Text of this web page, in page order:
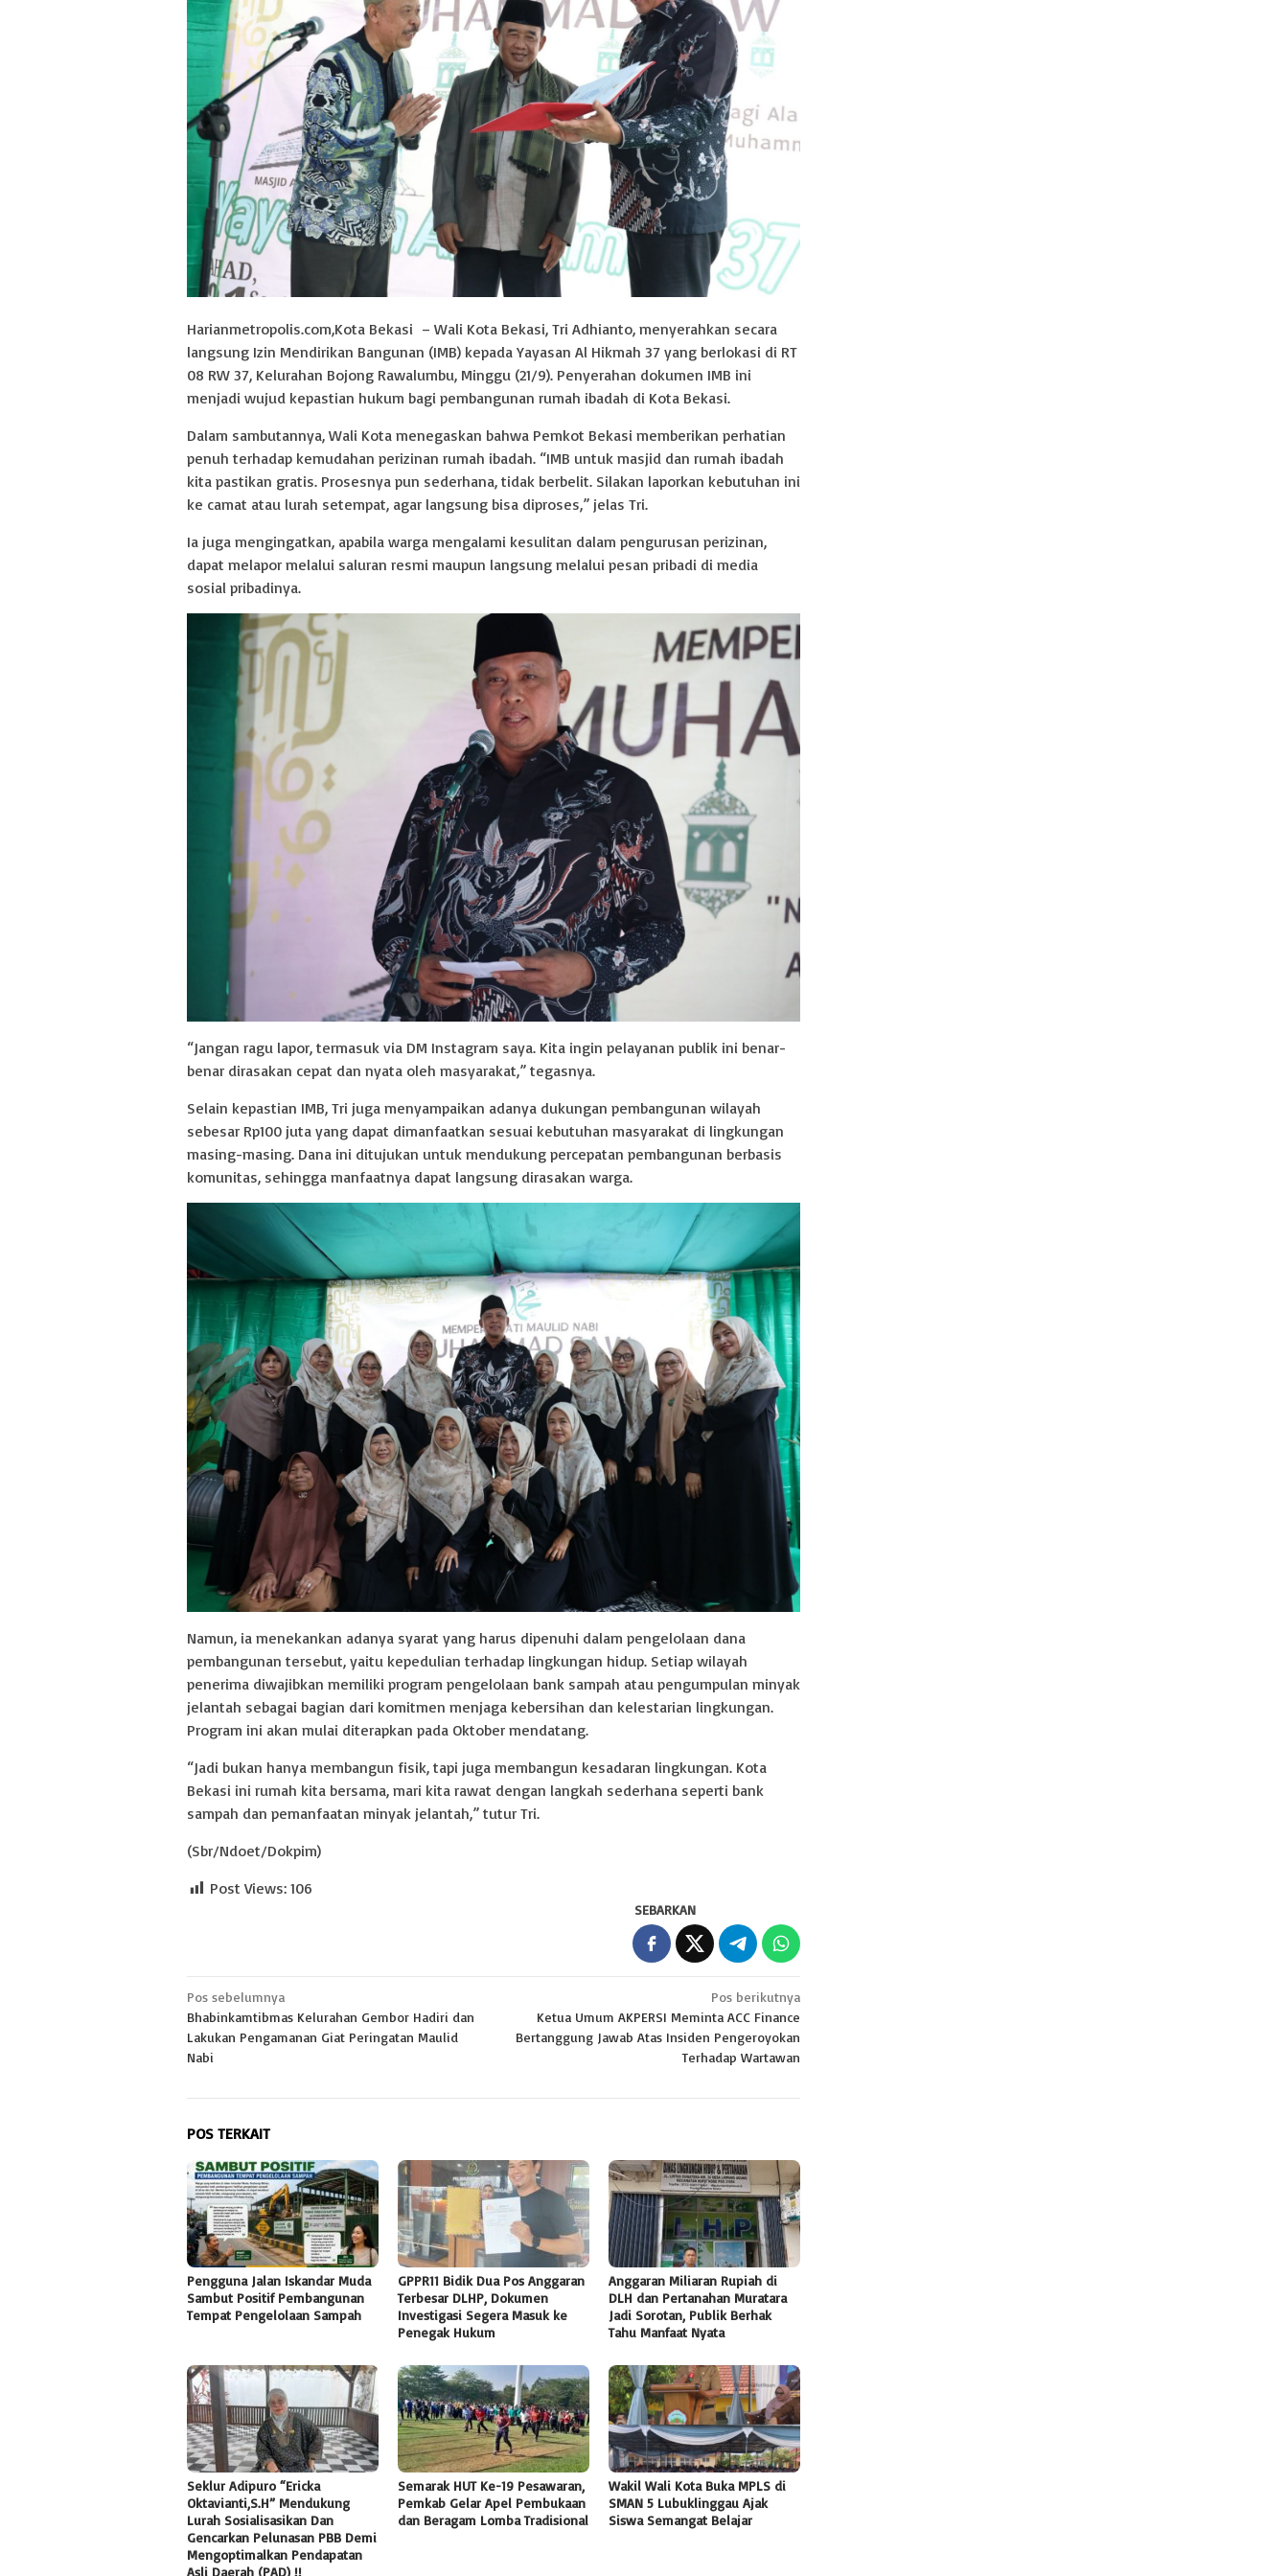
Harianmetropolis.com,Kota Bekasi – Wali Kota Bekasi, Tri Adhianto, menyerahkan secara
langsung Izin Mendirikan Bangunan (IMB) kepada Yayasan Al Hikmah 37 yang berlokasi di RT
08 RW 37, Kelurahan Bojong Rawalumbu, Minggu (21/9). Penyerahan dokumen IMB ini
menjadi wujud kepastian hukum bagi pembangunan rumah ibadah di Kota Bekasi.
Dalam sambutannya, Wali Kota menegaskan bahwa Pemkot Bekasi memberikan perhatian
penuh terhadap kemudahan perizinan rumah ibadah. “IMB untuk masjid dan rumah ibadah
kita pastikan gratis. Prosesnya pun sederhana, tidak berbelit. Silakan laporkan kebutuhan ini
ke camat atau lurah setempat, agar langsung bisa diproses,” jelas Tri.
Ia juga mengingatkan, apabila warga mengalami kesulitan dalam pengurusan perizinan,
dapat melapor melalui saluran resmi maupun langsung melalui pesan pribadi di media
sosial pribadinya.
“Jangan ragu lapor, termasuk via DM Instagram saya. Kita ingin pelayanan publik ini benar-
benar dirasakan cepat dan nyata oleh masyarakat,” tegasnya.
Selain kepastian IMB, Tri juga menyampaikan adanya dukungan pembangunan wilayah
sebesar Rp100 juta yang dapat dimanfaatkan sesuai kebutuhan masyarakat di lingkungan
masing-masing. Dana ini ditujukan untuk mendukung percepatan pembangunan berbasis
komunitas, sehingga manfaatnya dapat langsung dirasakan warga.
Namun, ia menekankan adanya syarat yang harus dipenuhi dalam pengelolaan dana
pembangunan tersebut, yaitu kepedulian terhadap lingkungan hidup. Setiap wilayah
penerima diwajibkan memiliki program pengelolaan bank sampah atau pengumpulan minyak
jelantah sebagai bagian dari komitmen menjaga kebersihan dan kelestarian lingkungan.
Program ini akan mulai diterapkan pada Oktober mendatang.
“Jadi bukan hanya membangun fisik, tapi juga membangun kesadaran lingkungan. Kota
Bekasi ini rumah kita bersama, mari kita rawat dengan langkah sederhana seperti bank
sampah dan pemanfaatan minyak jelantah,” tutur Tri.
(Sbr/Ndoet/Dokpim)
Post Views: 106
SEBARKAN
Navigasi
pos
Pos sebelumnya
Bhabinkamtibmas Kelurahan Gembor Hadiri dan
Lakukan Pengamanan Giat Peringatan Maulid
Nabi
Pos berikutnya
Ketua Umum AKPERSI Meminta ACC Finance
Bertanggung Jawab Atas Insiden Pengeroyokan
Terhadap Wartawan
POS TERKAIT
Pengguna Jalan Iskandar Muda
Sambut Positif Pembangunan
Tempat Pengelolaan Sampah
GPPR11 Bidik Dua Pos Anggaran
Terbesar DLHP, Dokumen
Investigasi Segera Masuk ke
Penegak Hukum
Anggaran Miliaran Rupiah di
DLH dan Pertanahan Muratara
Jadi Sorotan, Publik Berhak
Tahu Manfaat Nyata
Seklur Adipuro “Ericka
Oktavianti,S.H” Mendukung
Lurah Sosialisasikan Dan
Gencarkan Pelunasan PBB Demi
Mengoptimalkan Pendapatan
Asli Daerah (PAD) !!
Semarak HUT Ke-19 Pesawaran,
Pemkab Gelar Apel Pembukaan
dan Beragam Lomba Tradisional
Wakil Wali Kota Buka MPLS di
SMAN 5 Lubuklinggau Ajak
Siswa Semangat Belajar